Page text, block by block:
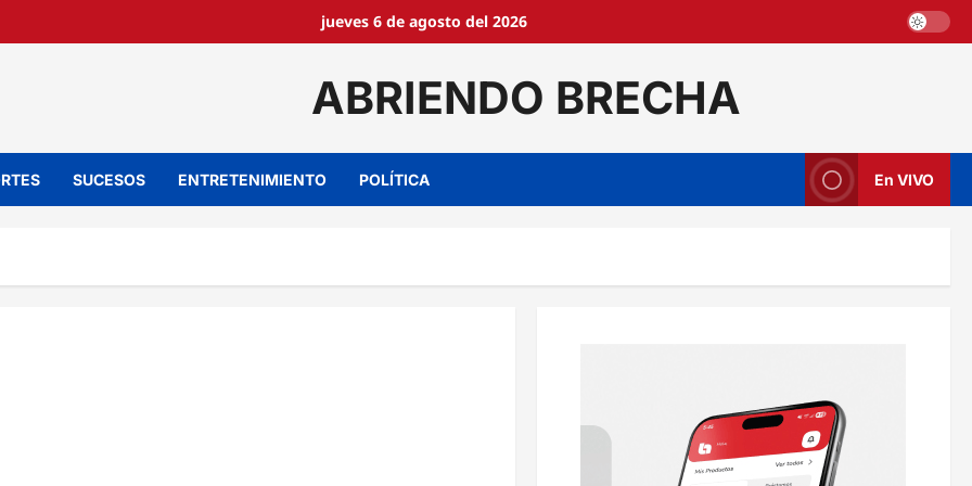
jueves 6 de agosto del 2026
ABRIENDO BRECHA
SUCESOS ENTRETENIMIENTO POLÍTICA En VIVO